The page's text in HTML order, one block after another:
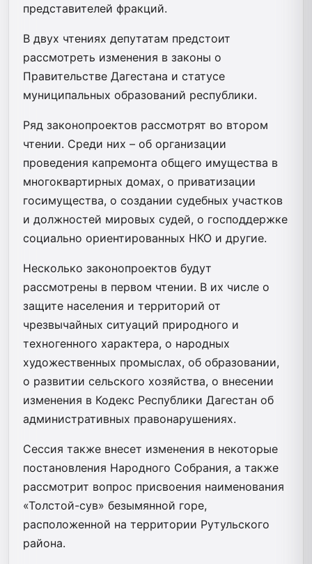
представителей фракций.
В двух чтениях депутатам предстоит
рассмотреть изменения в законы о
Правительстве Дагестана и статусе
муниципальных образований республики.
Ряд законопроектов рассмотрят во втором
чтении. Среди них – об организации
проведения капремонта общего имущества в
многоквартирных домах, о приватизации
госимущества, о создании судебных участков
и должностей мировых судей, о господдержке
социально ориентированных НКО и другие.
Несколько законопроектов будут
рассмотрены в первом чтении. В их числе о
защите населения и территорий от
чрезвычайных ситуаций природного и
техногенного характера, о народных
художественных промыслах, об образовании,
о развитии сельского хозяйства, о внесении
изменения в Кодекс Республики Дагестан об
административных правонарушениях.
Сессия также внесет изменения в некоторые
постановления Народного Собрания, а также
рассмотрит вопрос присвоения наименования
«Толстой-сув» безымянной горе,
расположенной на территории Рутульского
района.